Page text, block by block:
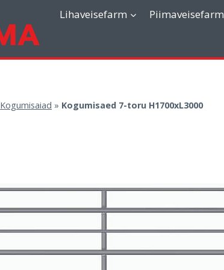
Lihaveisefarm Piimaveisefarm
Kogumisaiad » Kogumisaed 7-toru H1700xL3000